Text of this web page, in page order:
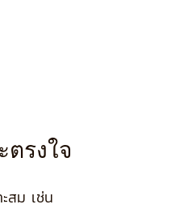
รงใจ
สม เช่น